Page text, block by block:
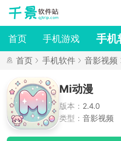
首页 手机游戏 手机
首页 手机软件 音影视频
Mi动漫
版本： 2.4.0
类型： 音影视频